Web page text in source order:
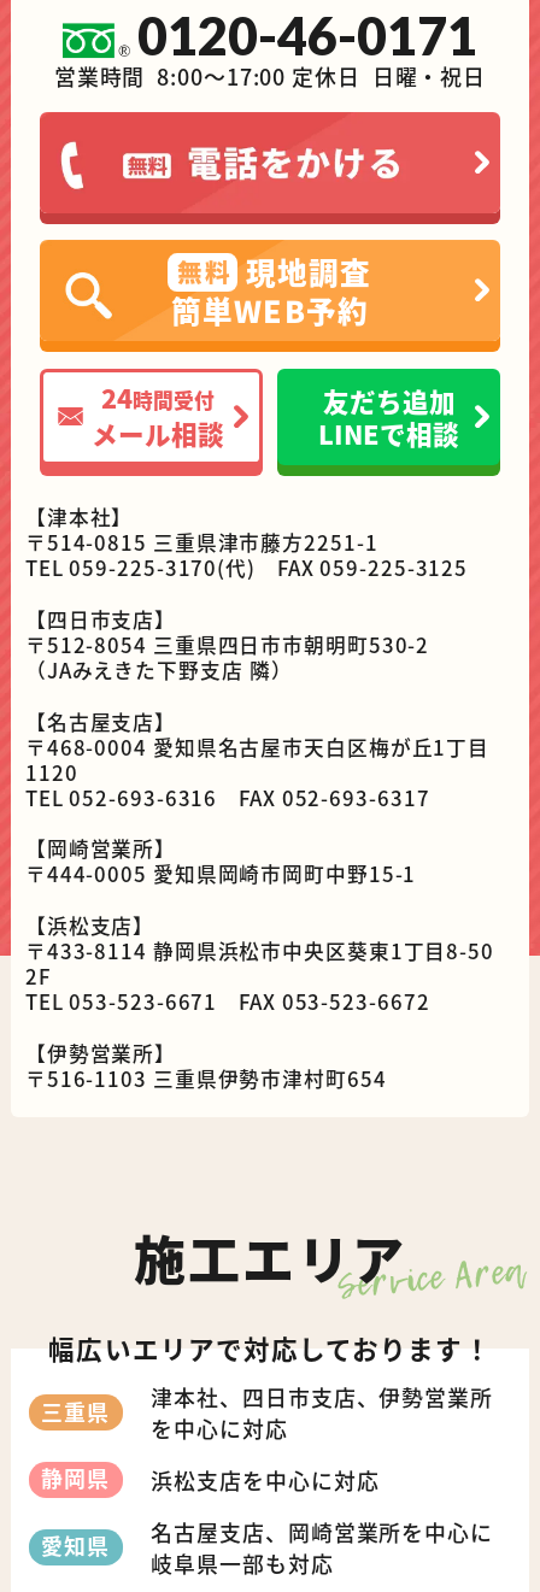
0120-46-0171
営業時間 8:00～17:00 定休日 日曜・祝日
無料 現地調査
簡単WEB予約
24時間受付
メール相談
友だち追加
LINEで相談
【津本社】
〒514-0815 三重県津市藤方2251-1
TEL 059-225-3170(代) FAX 059-225-3125
【四日市支店】
〒512-8054 三重県四日市市朝明町530-2
（JAみえきた下野支店 隣）
【名古屋支店】
〒468-0004 愛知県名古屋市天白区梅が丘1丁目
1120
TEL 052-693-6316 FAX 052-693-6317
【岡崎営業所】
〒444-0005 愛知県岡崎市岡町中野15-1
【浜松支店】
〒433-8114 静岡県浜松市中央区葵東1丁目8-50
2F
TEL 053-523-6671 FAX 053-523-6672
【伊勢営業所】
〒516-1103 三重県伊勢市津村町654
施工エリアService Area
幅広いエリアで対応しております！
三重県
津本社、四日市支店、伊勢営業所
を中心に対応
静岡県
浜松支店を中心に対応
愛知県
名古屋支店、岡崎営業所を中心に
岐阜県一部も対応